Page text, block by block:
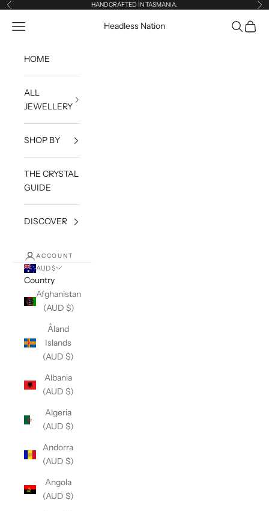
Skip to content
Previous HANDCRAFTED IN TASMANIA.
Headless Nation
Open navigation menu OpenOpen
HOME
ALL
JEWELLERY
SHOP BY
THE CRYSTAL
GUIDE
DISCOVER
ACCOUNT
AUD $
Country
Afghanistan
(AUD $)
Åland
Islands
(AUD $)
Albania
(AUD $)
Algeria
(AUD $)
Andorra
(AUD $)
Angola
(AUD $)